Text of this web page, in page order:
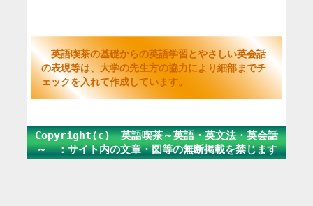
英語喫茶の基礎からの英語学習とやさしい英会話
の表現等は、大学の先生方の協力により細部までチ
ェックを入れて作成しています。
Copyright(c) 英語喫茶～英語・英文法・英会話
～ ：サイト内の文章・図等の無断掲載を禁じます